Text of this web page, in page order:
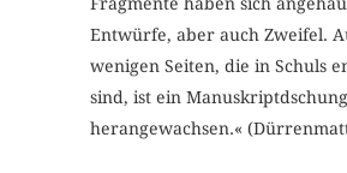
Entwürfe, aber auch Zweifel.
wenigen Seiten, die in Schuls
sind, ist ein
herangewachsen.«